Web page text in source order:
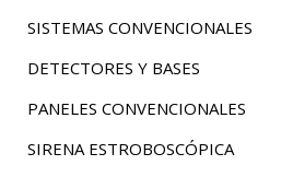
SISTEMAS CONVENCIONALES
DETECTORES Y BASES
PANELES CONVENCIONALES
SIRENA ESTROBOSCÓPICA